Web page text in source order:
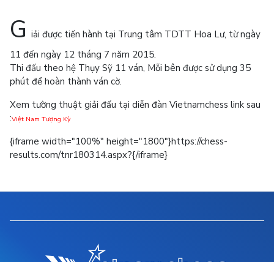
G iải được tiến hành tại Trung tâm TDTT Hoa Lư, từ ngày
11 đến ngày 12 tháng 7 năm 2015.
Thi đấu theo hệ Thụy Sỹ 11 ván, Mỗi bên được sử dụng 35
phút để hoàn thành ván cờ.
Xem tường thuật giải đấu tại diễn đàn Vietnamchess link sau
:Việt Nam Tượng Kỳ
{iframe width="100%" height="1800"}https://chess-
results.com/tnr180314.aspx?{/iframe}